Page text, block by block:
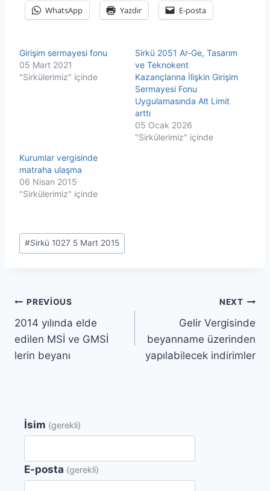
WhatsApp Yazdır E-posta
Girişim sermayesi fonu
05 Mart 2021
"Sirkülerimiz" içinde
Sirkü 2051 Ar-Ge, Tasarım
ve Teknokent
Kazançlarına İlişkin Girişim
Sermayesi Fonu
Uygulamasında Alt Limit
arttı
05 Ocak 2026
"Sirkülerimiz" içinde
Kurumlar vergisinde
matraha ulaşma
06 Nisan 2015
"Sirkülerimiz" içinde
Post
Tags:
#Sirkü 1027 5 Mart 2015
Yazı
gezinmesi
PREVIOUS
2014 yılında elde
edilen MSİ ve GMSİ
lerin beyanı
NEXT
Gelir Vergisinde
beyanname üzerinden
yapılabilecek indirimler
İsim (gerekli)
E-posta (gerekli)